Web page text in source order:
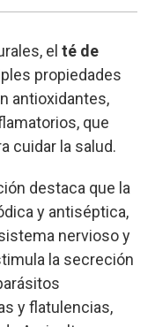
el té de
propiedades
antioxidantes,
que
cuidar la salud.
destaca que la
y antiséptica,
nervioso y
la secreción
y flatulencias,